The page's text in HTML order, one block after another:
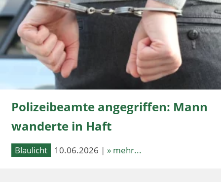
Polizeibeamte angegriffen: Mann
wanderte in Haft
Blaulicht 10.06.2026 | » mehr...